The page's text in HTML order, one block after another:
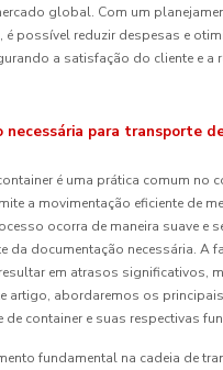
global. Com um
é possível reduzir despesas e
a satisfação do cliente e a
necessária para transporte
é uma prática comum no
a movimentação eficiente de
ocorra de maneira suave e
da documentação necessária. A
em atrasos significativos,
artigo, abordaremos os
container e suas respectivas
fundamental na cadeia de